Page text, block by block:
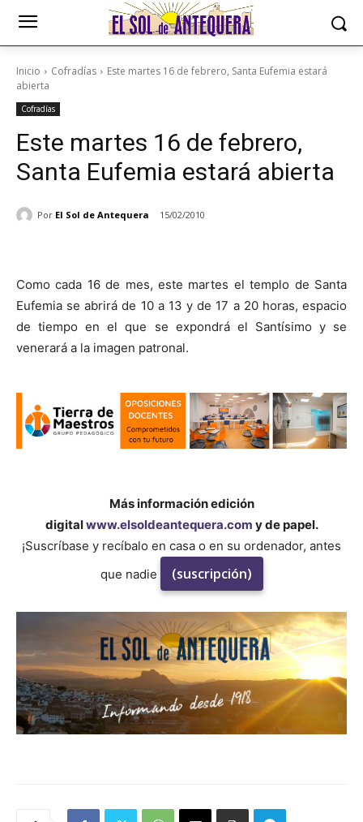
Inicio Cofradías
Este martes 16 de febrero, Santa Eufemia estará
abierta
Cofradías
Este martes 16 de febrero,
Santa Eufemia estará abierta
Por El Sol de Antequera 15/02/2010
Como cada 16 de mes, este martes el templo de Santa
Eufemia se abrirá de 10 a 13 y de 17 a 20 horas, espacio
de tiempo en el que se expondrá el Santísimo y se
venerará a la imagen patronal.
Más información edición
digitalwww.elsoldeantequera.com y de papel.
¡Suscríbase y recíbalo en casa o en su ordenador, antes
que nadie
(suscripción)